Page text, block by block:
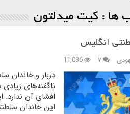
ها :کیت میدلتون
انگلیس
۷ 11,036
دربار و خاندان
ناگفته‌های
افشای آن ندارد.
این خاندان